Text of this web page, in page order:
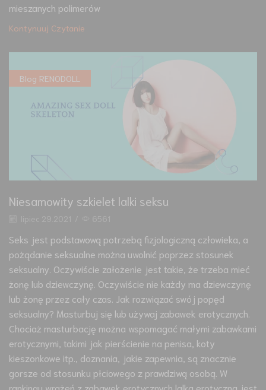
mieszanych polimerów
Kontynuuj Czytanie
Blog RENODOLL
Niesamowity szkielet lalki seksu
lipiec 29.2021 6561
Seks jest podstawową potrzebą fizjologiczną człowieka, a
pożądanie seksualne można uwolnić poprzez stosunek
seksualny. Oczywiście założenie jest takie, że trzeba mieć
żonę lub dziewczynę. Oczywiście nie każdy ma dziewczynę
lub żonę przez cały czas. Jak rozwiązać swój popęd
seksualny? Masturbuj się lub używaj zabawek erotycznych.
Chociaż masturbację można wspomagać małymi zabawkami
erotycznymi, takimi jak pierścienie na penisa, koty
kieszonkowe itp., doznania, jakie zapewnia, są znacznie
gorsze od stosunku płciowego z prawdziwą osobą. W